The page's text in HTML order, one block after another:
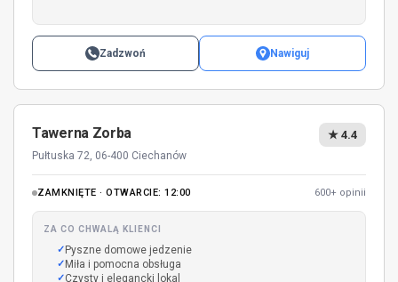
Zadzwoń Nawiguj
Tawerna Zorba
Pułtuska 72, 06-400 Ciechanów
★ 4.4
ZAMKNIĘTE · OTWARCIE: 12:00 600+ opinii
ZA CO CHWALĄ KLIENCI
Pyszne domowe jedzenie
Miła i pomocna obsługa
Czysty i elegancki lokal